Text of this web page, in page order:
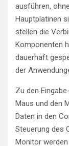
ausführen,
Hauptplatinen
stellen die
Komponenten
dauerhaft
der
Zu den
Maus und den
Daten in den
Steuerung des
Monitor